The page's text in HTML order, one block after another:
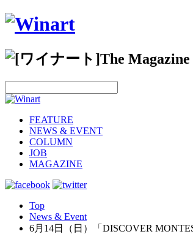
FEATURE
NEWS & EVENT
COLUMN
JOB
MAGAZINE
Top
News & Event
6月14日（日）「DISCOVER